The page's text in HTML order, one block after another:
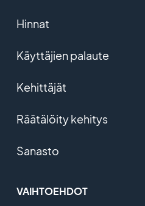
Hinnat
Käyttäjien palaute
Kehittäjät
Räätälöity kehitys
Sanasto
VAIHTOEHDOT